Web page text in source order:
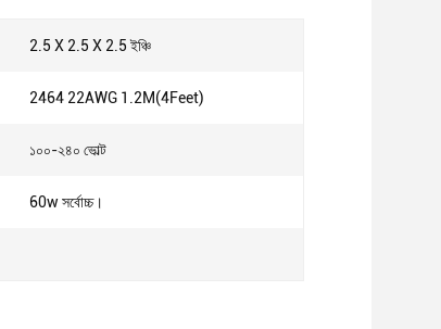
2.5 X 2.5 X 2.5 ইঞ্চি
2464 22AWG 1.2M(4Feet)
১০০-২৪০ ভোল্ট
60w সর্বোচ্চ।